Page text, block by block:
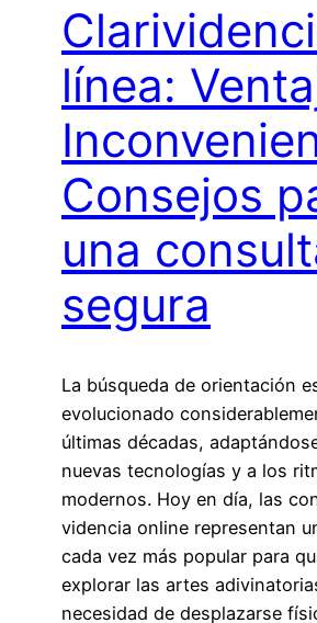
línea:
Consejos
una
segura
La búsqueda de orientación
evolucionado
últimas décadas,
nuevas tecnologías y a los
modernos. Hoy en día, las
videncia online representan
cada vez más popular para
explorar las artes
necesidad de desplazarse